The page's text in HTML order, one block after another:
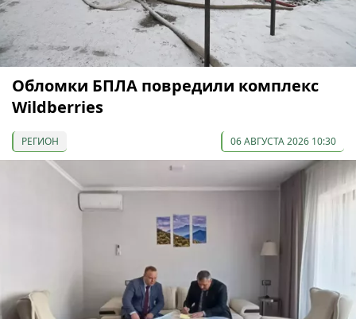
Обломки БПЛА повредили комплекс
Wildberries
РЕГИОН 06 АВГУСТА 2026 10:30